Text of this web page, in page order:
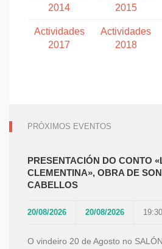
2014
2015
Actividades
2017
Actividades
2018
PRÓXIMOS EVENTOS
PRESENTACIÓN DO CONTO
CLEMENTINA», OBRA DE
CABELLOS
20/08/2026 20/08/2026
O vindeiro 20 de Agosto no